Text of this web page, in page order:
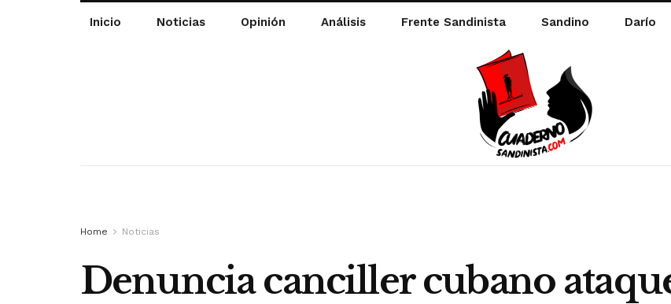
Inicio Noticias Opinión Análisis Frente Sandinista Sandino Darío
Home Noticias
Denuncia canciller cubano